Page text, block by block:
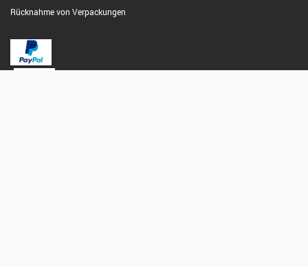
Rücknahme von Verpackungen